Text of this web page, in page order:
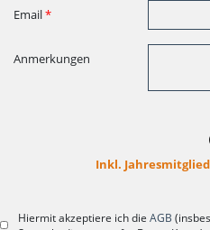
Email*
Anmerkungen
Inkl.
Hiermit akzeptiere ich dieAGB